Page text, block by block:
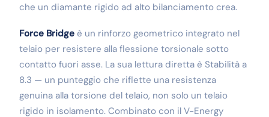
che un diamante rigido ad alto bilanciamento crea.
Force Bridge è un rinforzo geometrico integrato nel
telaio per resistere alla flessione torsionale sotto
contatto fuori asse. La sua lettura diretta è Stabilità a
8.3 — un punteggio che riflette una resistenza
genuina alla torsione del telaio, non solo un telaio
rigido in isolamento. Combinato con il V-Energy